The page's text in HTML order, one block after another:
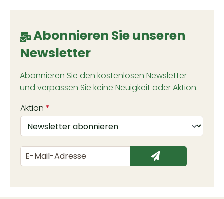
Abonnieren Sie unseren
Newsletter
Abonnieren Sie den kostenlosen Newsletter
und verpassen Sie keine Neuigkeit oder Aktion.
Aktion *